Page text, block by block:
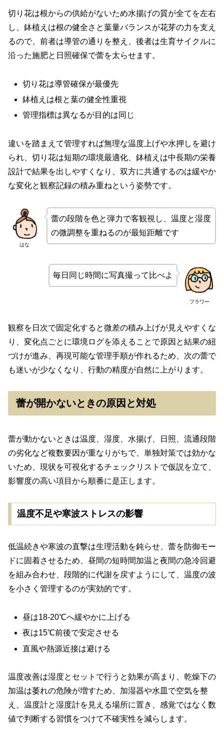
切り花は根からの供給がないため水揚げの質が全てを左右
し、鉢植えは根の健全さと葉量バランスが花芽の力を支え
るので、前者は導管の通りを整え、後者は生育サイクルに
沿った施肥と日照確保で蕾を太らせます。
切り花は導管確保が最優先
鉢植えは根と葉の健全性重視
管理指標は異なるが目的は同じ
違いを踏まえて管理すれば無理な温度上げや水押しを避け
られ、切り花は短期の環境最適化、鉢植えは中長期の栄養
設計で結果を出しやすくなり、双方に共通するのは緩やか
な変化と観察記録の積み重ねという姿勢です。
はな
蕾の段階を色と弾力で客観視し、温度と湿度
の微調整を重ねるのが最短距離です
フラワー
毎日同じ時間に写真撮って比べよ
観察を日次で固定化すると微差の積み上げが見えやすくな
り、変化点ごとに環境ログを添えることで原因と結果の紐
づけが進み、再現可能な管理手順が作れるため、次の蕾で
も迷いが少なくなり、行動の精度が自然に上がります。
蕾が開かないときの原因と対処
蕾が動かないときは温度、湿度、水揚げ、日照、流通段階
の劣化など複数要因が重なりがちで、単独対策では効かな
いため、現状を可視化するチェックリストで仮説を立て、
影響度の高い項目から順番に是正します。
温度不足や寒波ストレスの影響
低温続きや寒波の直撃は生理活動を鈍らせ、蕾を防御モー
ドに固着させるため、昼間の短時間加温と夜間の急冷回避
を組み合わせ、段階的に代謝を戻すようにして、温度の波
を小さく管理するのが実効的です。
昼は18-20℃へ緩やかに上げる
夜は15℃前後で安定させる
直風や熱源近接は避ける
温度改善は湿度とセットで行うと効果が高まり、乾燥下の
加温は萎れの危険が増すため、加湿器や水皿で空気を整
え、温度計と湿度計を見える場所に置き、感覚ではなく数
値で判断する習慣をつけて不確実性を減らします。